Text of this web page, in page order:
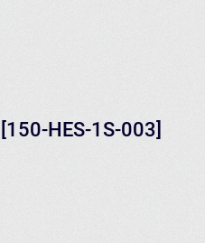
HES-1S-003]